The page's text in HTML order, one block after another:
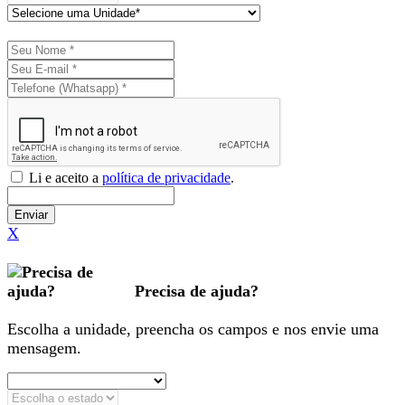
Li e aceito a política de privacidade.
Enviar
X
Precisa de ajuda?
Escolha a unidade, preencha os campos e nos envie uma
mensagem.